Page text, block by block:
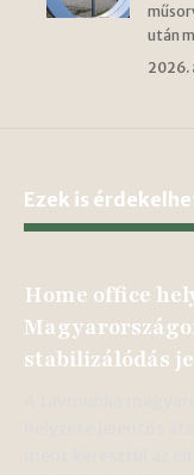
után
2026.
Ezek is
Home office
stabilizálódás